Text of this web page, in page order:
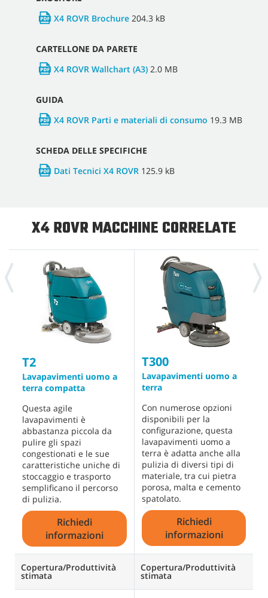
X4 ROVR Brochure 204.3 kB
CARTELLONE DA PARETE
X4 ROVR Wallchart (A3) 2.0 MB
GUIDA
X4 ROVR Parti e materiali di consumo 19.3 MB
SCHEDA DELLE SPECIFICHE
Dati Tecnici X4 ROVR 125.9 kB
X4 ROVR MACCHINE CORRELATE
T2
Lavapavimenti uomo a
terra compatta
Questa agile
lavapavimenti è
abbastanza piccola da
pulire gli spazi
congestionati e le sue
caratteristiche uniche di
stoccaggio e trasporto
semplificano il percorso
di pulizia.
Richiedi
informazioni
Copertura/Produttività
stimata
T300
Lavapavimenti uomo a
terra
Con numerose opzioni
disponibili per la
configurazione, questa
lavapavimenti uomo a
terra è adatta anche alla
pulizia di diversi tipi di
materiale, tra cui pietra
porosa, malta e cemento
spatolato.
Richiedi
informazioni
Copertura/Produttività
stimata